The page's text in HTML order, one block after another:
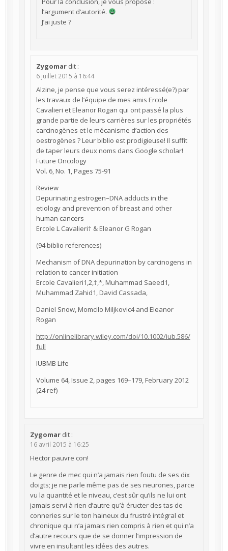
l’argument d’autorité.
J’ai juste ?
Zygomar dit :
6 juillet 2015 à 16:44
Alzine, je pense que vous serez intéressé(e?) par
les travaux de l’équipe de mes amis Ercole
Cavalieri et Eleanor Rogan qui ont passé la plus
grande partie de leurs carrières sur les propriétés
carcinogènes et le mécanisme d’action des
oestrogènes ? Leur biblio est prodigieuse! Il suffit
de taper leurs deux noms dans Google scholar!
Future Oncology
Vol. 6, No. 1, Pages 75-91
Review
Depurinating estrogen–DNA adducts in the
etiology and prevention of breast and other
human cancers
Ercole L Cavalieri† & Eleanor G Rogan
(94 biblio references)
Mechanism of DNA depurination by carcinogens in
relation to cancer initiation
Ercole Cavalieri1,2,†,*, Muhammad Saeed1,
Muhammad Zahid1, David Cassada,
Daniel Snow, Momcilo Miljkovic4 and Eleanor
Rogan
http://onlinelibrary.wiley.com/doi/10.1002/iub.586/
full
IUBMB Life
Volume 64, Issue 2, pages 169–179, February 2012
(24 ref)
Zygomar dit :
16 avril 2015 à 16:25
Hector pauvre con!
Le genre de mec qui n’a jamais rien foutu de ses dix
doigts; je ne parle même pas de ses neurones, parce
vu la quantité et le niveau, c’est sûr qu’ils ne lui ont
jamais servi à rien d’autre qu’à éructer des tas de
conneries sur le ton haineux du frustré intégral et
chronique qui n’a jamais rien compris à rien et qui n’a
d’autre recours que de se donner l’impression de
vivre en insultant les idées des autres.